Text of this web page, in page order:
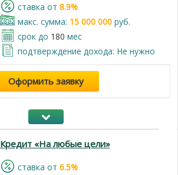
cтавка от 8.9%
макс. сумма: 15 000 000руб.
срок до 180 мес
подтверждение дохода: Не нужно
Оформить заявку
Кредит «На любые цели»
cтавка от 6.5%